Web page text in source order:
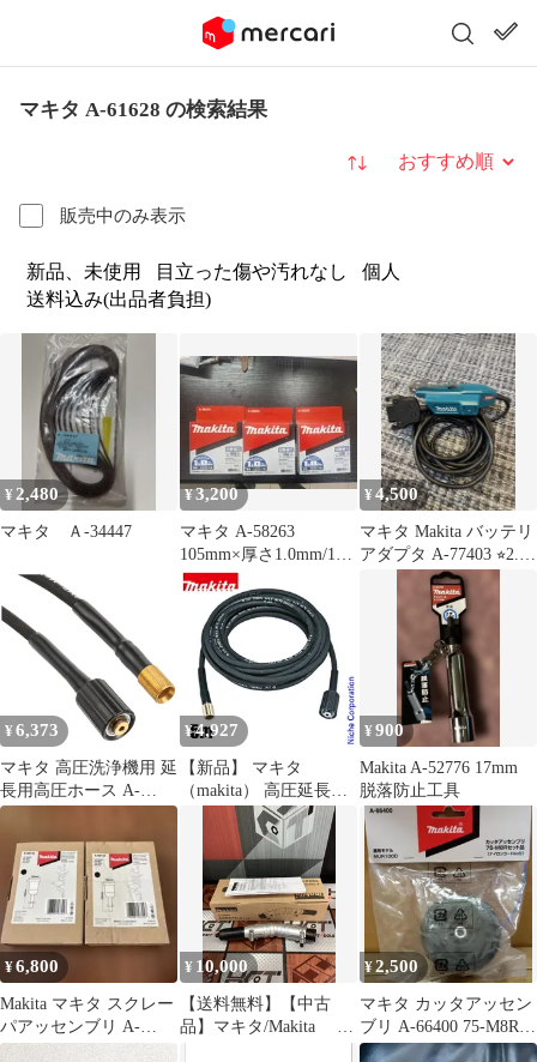
マキタ A-61628 の検索結果
販売中のみ表示
並び替え
新品、未使用 目立った傷や汚れなし
個人
送料込み(出品者負担)
¥ 2,480
マキタ Ａ-34447
¥3,200
マキタ A-58263
105mm×厚さ1.0mm/10
枚入 3セット
¥4,500
マキタ Makita バッテリ
アダプタ A-77403 ⭐︎2.3
¥ 6,373
マキタ 高圧洗浄機用 延
長用高圧ホース A-
61628 1
¥4,927
【新品】 マキタ
（makita） 高圧延長ホ
ース 5ｍ
MHW001G/080D/0810/0
820用 A-61628 掃除 ア
クセサリー 高圧洗浄機
オプション
¥900
Makita A-52776 17mm
脱落防止工具
¥6,800
Makita マキタ スクレー
パアッセンブリ A-
68155 2個セット
¥ 10,000
【送料無料】【中古
品】マキタ/Makita A-
¥2,500
マキタ カッタアッセン
ブリ A-66400 75-M8Rセ
ット品 MUR100D